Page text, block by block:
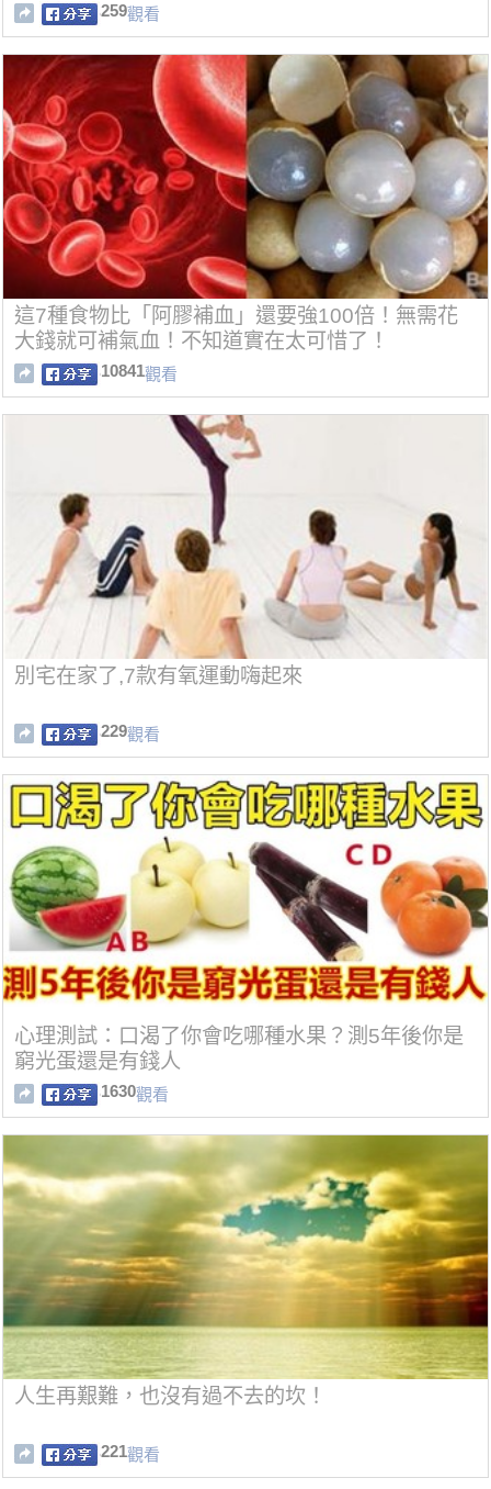
259觀看
這7種食物比「阿膠補血」還要強100倍！無需花
大錢就可補氣血！不知道實在太可惜了！
10841觀看
別宅在家了,7款有氧運動嗨起來
229觀看
心理測試：口渴了你會吃哪種水果？測5年後你是
窮光蛋還是有錢人
1630觀看
人生再艱難，也沒有過不去的坎！
221觀看